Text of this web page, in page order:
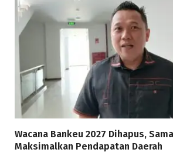
Wacana Bankeu 2027 Dihapus,
Maksimalkan Pendapatan Daerah